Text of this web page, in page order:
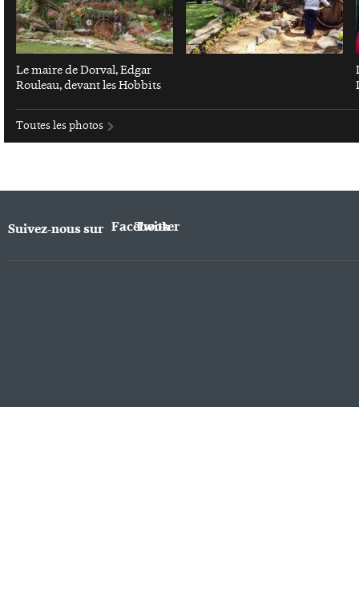
Le maire de Dorval, Edgar
Rouleau, devant les Hobbits
Toutes les photos
Suivez-nous sur Facebook
Twitter